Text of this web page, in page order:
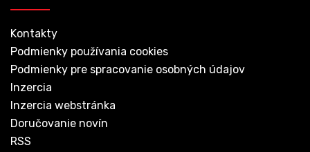
Kontakty
Podmienky používania cookies
Podmienky pre spracovanie osobných údajov
Inzercia
Inzercia webstránka
Doručovanie novín
RSS